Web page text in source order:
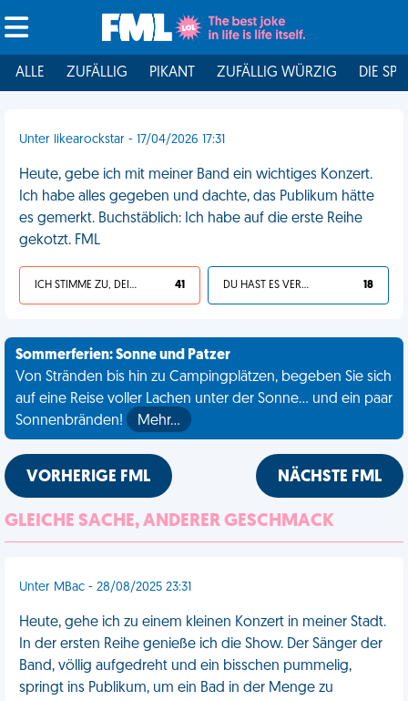
ALLE ZUFÄLLIG PIKANT ZUFÄLLIG WÜRZIG DIE
Unter likearockstar - 17/04/2026 17:31
Heute, gebe ich mit meiner Band ein wichtiges Konzert.
Ich habe alles gegeben und dachte, das Publikum hätte
es gemerkt. Buchstäblich: Ich habe auf die erste Reihe
gekotzt. FML
ICH STIMME ZU, DEIN LEBEN IST SCHEISSE 41 DU HAST ES VERDIENT 18
Sommerferien: Sonne und Patzer
Von Stränden bis hin zu Campingplätzen, begeben Sie sich
auf eine Reise voller Lachen unter der Sonne... und ein paar
Sonnenbränden!
Mehr…
VORHERIGE FML NÄCHSTE FML
GLEICHE SACHE, ANDERER GESCHMACK
Unter MBac - 28/08/2025 23:31
Heute, gehe ich zu einem kleinen Konzert in meiner Stadt.
In der ersten Reihe genieße ich die Show. Der Sänger der
Band, völlig aufgedreht und ein bisschen pummelig,
springt ins Publikum, um ein Bad in der Menge zu